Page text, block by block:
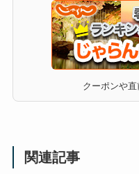
クーポンや
関連記事